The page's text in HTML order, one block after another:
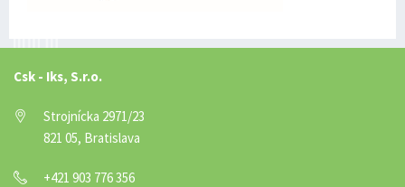
Csk - Iks, S.r.o.
Strojnícka 2971/23
821 05, Bratislava
+421 903 776 356